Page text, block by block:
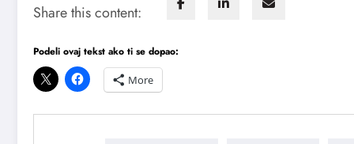
Share this content:
Podeli ovaj tekst ako ti se dopao:
More